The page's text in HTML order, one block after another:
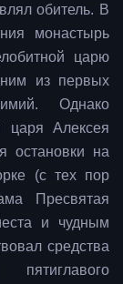
обитель. В
монастырь
царю
из первых
Однако
царя Алексея
остановки на
(с тех пор
Пресвятая
и чудным
средства